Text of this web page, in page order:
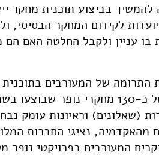
בביצוע תוכנית מחקר
לקידום המחקר הבסיסי,
עניין ולקבל החלטה האם הם
של המעורבים בתוכנית
הגורמים המשפיעים על הצלחה או כישלון, של כ-130
מהאקדמיה, נציגי החברות
המעורבים בפרויקטי נופר